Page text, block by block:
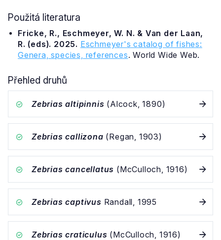
Použitá literatura
Fricke, R., Eschmeyer, W. N. & Van der Laan,
R. (eds). 2025. Eschmeyer's catalog of fishes:
Genera, species, references. World Wide Web.
Přehled druhů
Zebrias altipinnis (Alcock, 1890)
Zebrias callizona (Regan, 1903)
Zebrias cancellatus (McCulloch, 1916)
Zebrias captivus Randall, 1995
Zebrias craticulus (McCulloch, 1916)